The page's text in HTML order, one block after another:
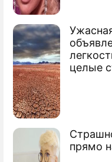
целые
прямо
К Звереву и
приставы
"Реальныe